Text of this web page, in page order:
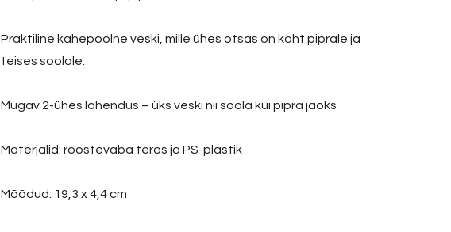
Praktiline kahepoolne veski, mille ühes otsas on koht piprale ja
teises soolale.
Mugav 2-ühes lahendus – üks veski nii soola kui pipra jaoks
Materjalid: roostevaba teras ja PS-plastik
Mõõdud: 19,3 x 4,4 cm